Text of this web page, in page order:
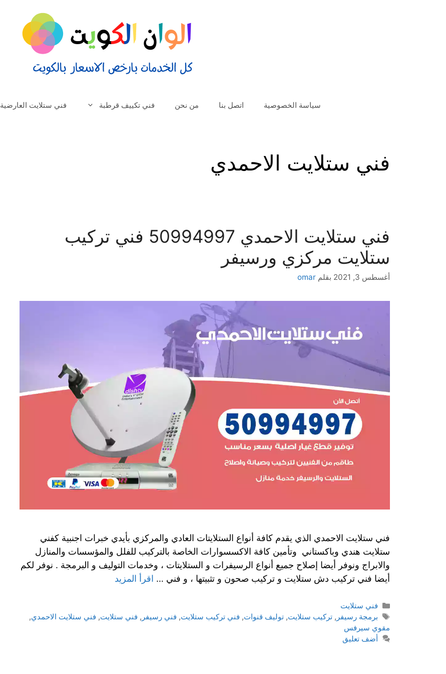
سياسة الخصوصية اتصل بنا من نحن فني تكييف قرطبة فني ستلايت العارضية
فني ستلايت الاحمدي
فني ستلايت الاحمدي 50994997 فني تركيب
ستلايت مركزي ورسيفر
أغسطس 3, 2021 بقلم omar
فني ستلايت الاحمدي الذي يقدم كافة أنواع الستلايتات العادي والمركزي بأيدي خبرات اجنبية كفني
ستلايت هندي وباكستاني وتأمين كافة الاكسسوارات الخاصة بالتركيب للفلل والمؤسسات والمنازل
والابراج ونوفر أيضا إصلاح جميع أنواع الرسيفرات و الستلايتات ، وخدمات التوليف و البرمجة . نوفر لكم
أيضا فني تركيب دش ستلايت و تركيب صحون و تثبيتها ، و فني … اقرأ المزيد
فني ستلايت
برمجة رسيفر ,تركيب ستلايت,توليف قنوات, فني تركيب ستلايت, فني رسيفر , فني ستلايت, فني ستلايت الاحمدي,
مقوي سيرفس
أضف تعليق